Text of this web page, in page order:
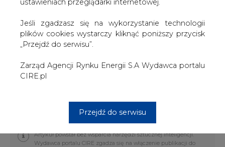
Jeśli zgadzasz się na wykorzystanie technologii
plików cookies wystarczy kliknąć poniższy przycisk
„Przejdź do serwisu”.
Zarząd Agencji Rynku Energii S.A Wydawca portalu
CIRE.pl
Przejdź do serwisu
1
%
Olej reduk. 3,5 proc.
-4,
%
#świat
Artykuł powstał bez wsparcia narzędzi sztucznej inteligencji.
Wydawca portalu CIRE zgadza się na włączenie publikacji do